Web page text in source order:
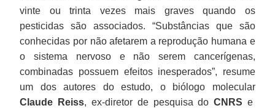
vinte ou trinta vezes mais graves quando os
pesticidas são associados. “Substâncias que são
conhecidas por não afetarem a reprodução humana e
o sistema nervoso e não serem cancerígenas,
combinadas possuem efeitos inesperados”, resume
um dos autores do estudo, o biólogo molecular
Claude Reiss, ex-diretor de pesquisa doCNRS e